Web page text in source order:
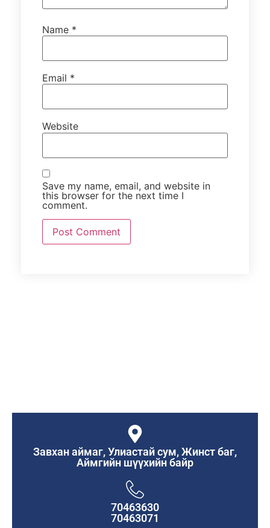
Name *
Email *
Website
Save my name, email, and website in
this browser for the next time I
comment.
Завхан аймаг, Улиастай сум, Жинст баг,
Аймгийн шүүхийн байр
70463630
70463071